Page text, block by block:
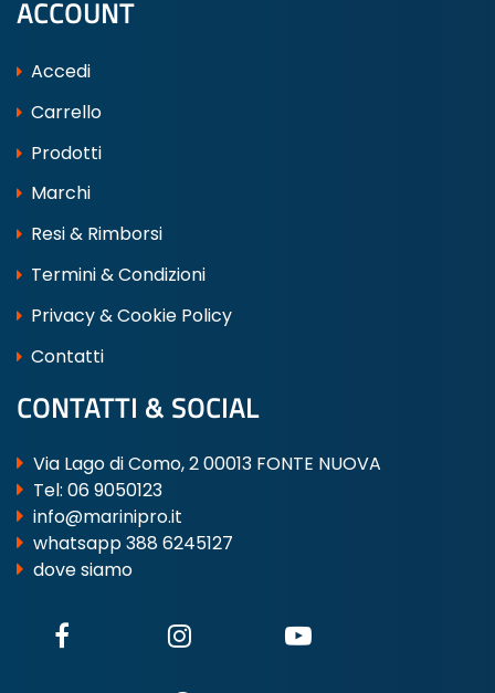
ACCOUNT
Accedi
Carrello
Prodotti
Marchi
Resi & Rimborsi
Termini & Condizioni
Privacy & Cookie Policy
Contatti
CONTATTI & SOCIAL
Via Lago di Como, 2 00013 FONTE NUOVA
Tel: 06 9050123
info@marinipro.it
whatsapp 388 6245127
dove siamo